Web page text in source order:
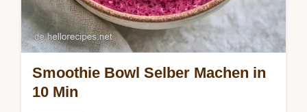
Smoothie Bowl Selber Machen in
10 Min